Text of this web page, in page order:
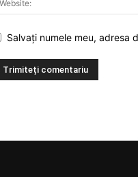
Salvați numele meu, adresa